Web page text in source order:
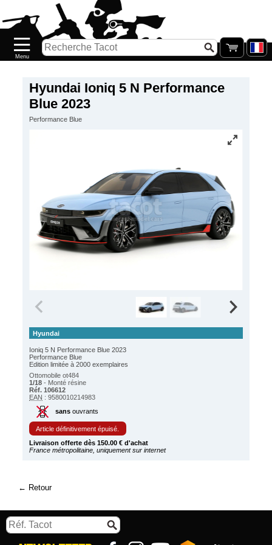
Hyundai Ioniq 5 N Performance
Blue 2023
Performance Blue
Hyundai
Ioniq 5 N Performance Blue 2023
Performance Blue
Edition limitée à 2000 exemplaires
Ottomobile ot484
1/18 - Monté résine
Réf. 106612
EAN : 9580010214983
sansouvrants
Article définitivement épuisé.
Livraison offerte dès 150.00 € d'achat
France métropolitaine, uniquement sur internet
Retour
Nouveautés
Catalogue/Stock
PETITS